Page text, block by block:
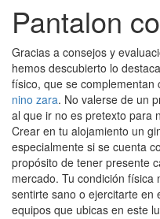
Pantalon
Gracias a consejos y
hemos descubierto lo
físico, que se complementan
nino zara. No valerse de un
al que ir no es pretexto para
Crear en tu alojamiento un
especialmente si se cuenta
propósito de tener presente
mercado. Tu condición
sentirte sano o ejercitarte en
equipos que ubicas en este